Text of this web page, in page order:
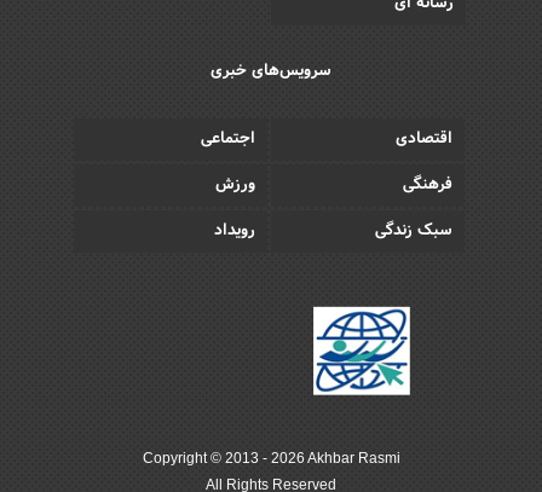
سرویس‌های خبری
اقتصادی
اجتماعی
فرهنگی
ورزش
سبک زندگی
رویداد
Copyright © 2013 - 2026 Akhbar Rasmi
All Rights Reserved